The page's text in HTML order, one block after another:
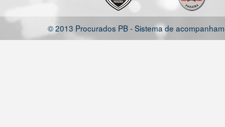
© 2013 Procurados PB - Sistema de